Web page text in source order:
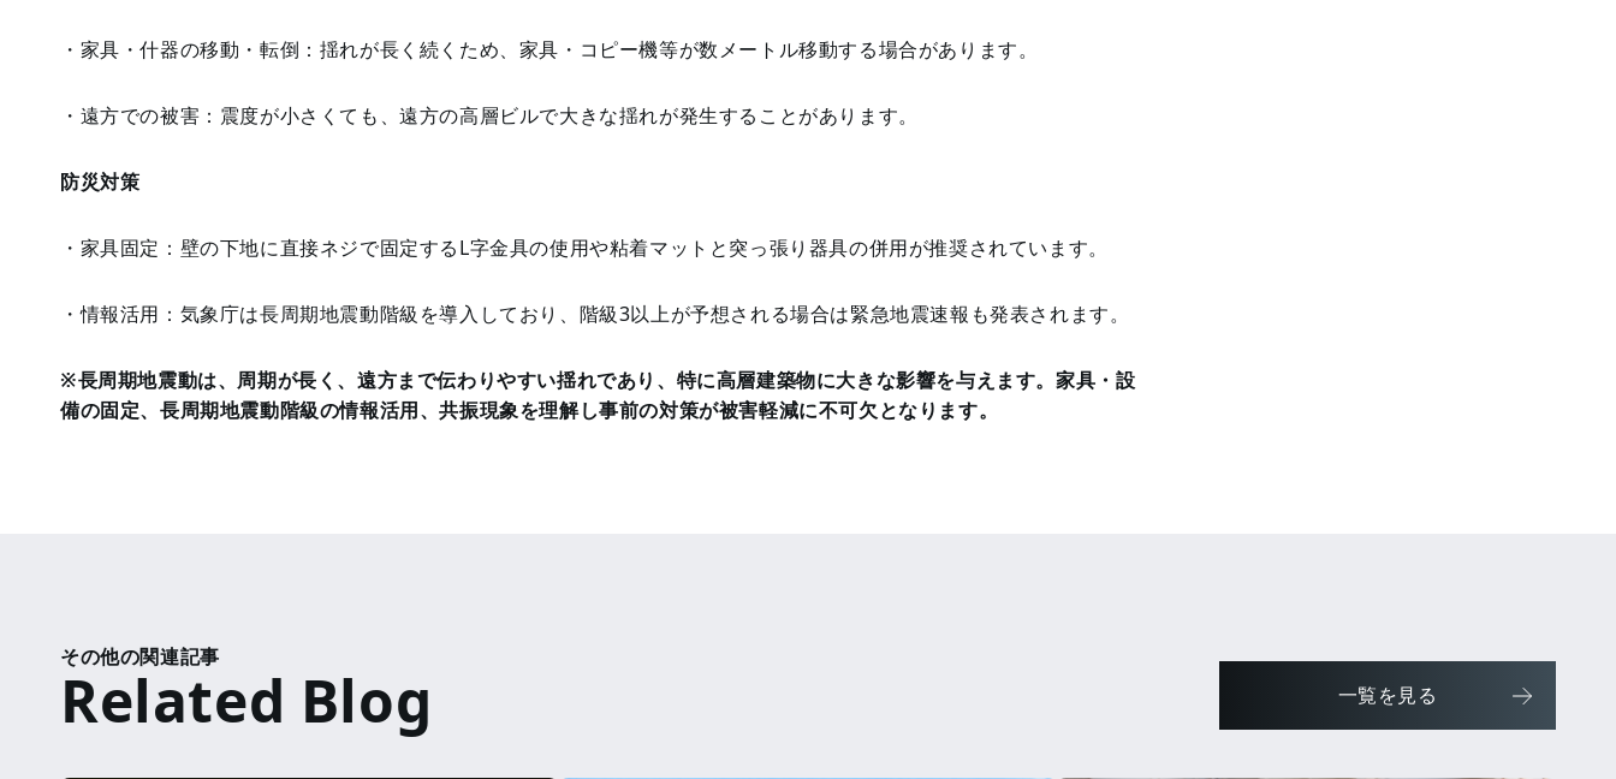
・家具・什器の移動・転倒：揺れが長く続くため、家具・コピー機等が数メートル移動する場合があります。
・遠方での被害：震度が小さくても、遠方の高層ビルで大きな揺れが発生することがあります。
防災対策
・家具固定：壁の下地に直接ネジで固定するL字金具の使用や粘着マットと突っ張り器具の併用が推奨されています。
・情報活用：気象庁は長周期地震動階級を導入しており、階級3以上が予想される場合は緊急地震速報も発表されます。
※長周期地震動は、周期が長く、遠方まで伝わりやすい揺れであり、特に高層建築物に大きな影響を与えます。家具・設
備の固定、長周期地震動階級の情報活用、共振現象を理解し事前の対策が被害軽減に不可欠となります。
その他の関連記事
一覧を見る